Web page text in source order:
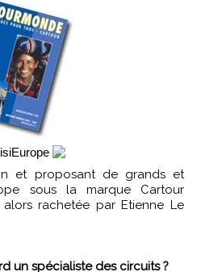
sous la marque Cartour
rachetée par Etienne Le
un spécialiste des circuits ?